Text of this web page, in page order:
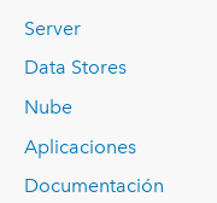
Server
Data Stores
Nube
Aplicaciones
Documentación